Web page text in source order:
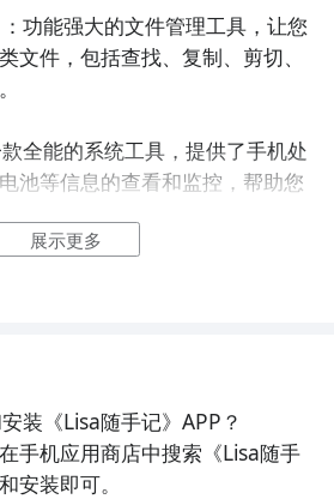
功能强大的文件管理工具，让您
文件，包括查找、复制、剪切、
全能的系统工具，提供了手机处
池等信息的查看和监控，帮助您
综合性工具，帮助您保护手机安
展示更多
装《Lisa随手记》APP？
手机应用商店中搜索《Lisa随手
安装即可。